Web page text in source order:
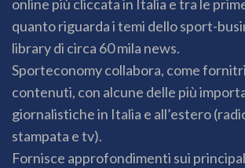
online più cliccata in Italia e tra le
quanto riguarda i temi dello sport-
library di circa 60 mila news.
Sporteconomy collabora, come
contenuti, con alcune delle più
giornalistiche in Italia e all’estero
stampata e tv).
Fornisce approfondimenti sui